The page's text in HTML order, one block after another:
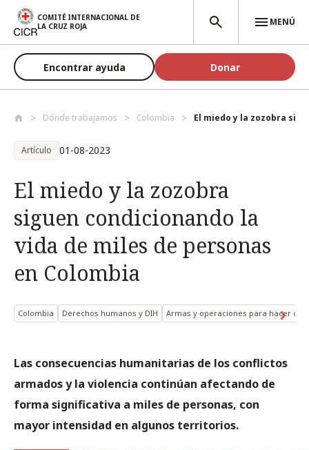
Pasar al contenido principal
COMITÉ INTERNACIONAL DE
LA CRUZ ROJA
MENÚ
Encontrar ayuda Donar
Dónde trabajamos Colombia El miedo y la zozobra
Artículo 01-08-2023
El miedo y la zozobra
siguen condicionando la
vida de miles de personas
en Colombia
Colombia Derechos humanos y DIH Armas y operaciones para hacer
Las consecuencias humanitarias de los conflictos
armados y la violencia continúan afectando de
forma significativa a miles de personas, con
mayor intensidad en algunos territorios.